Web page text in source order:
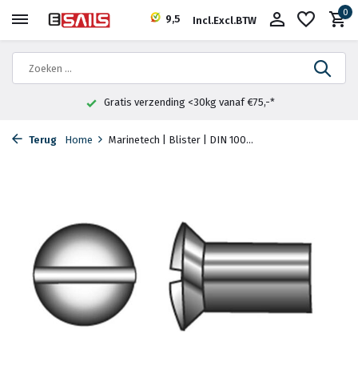
9,5 Incl.Excl.BTW
0
Gratis verzending <30kg vanaf €75,-*
Terug Home Marinetech | Blister | DIN 100...